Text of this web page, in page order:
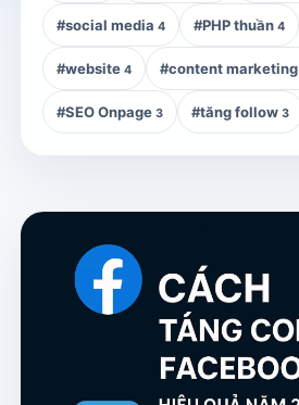
#social media 4 #PHP thuần 4
#website 4 #content marketing
#SEO Onpage 3 #tăng follow 3